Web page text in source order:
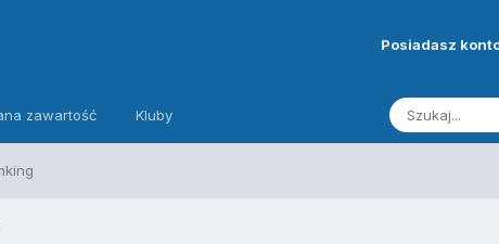
Posiadasz
zawartość Kluby